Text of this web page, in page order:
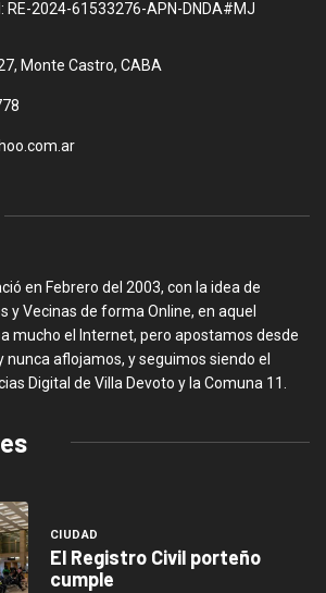
RE-2024-61533276-APN-DNDA#MJ
Monte Castro, CABA
en Febrero del 2003, con la idea de
y Vecinas de forma Online, en aquel
mucho el Internet, pero apostamos desde
aflojamos, y seguimos siendo el
Digital de Villa Devoto y la Comuna 11.
CIUDAD
El Registro Civil porteño
cumple